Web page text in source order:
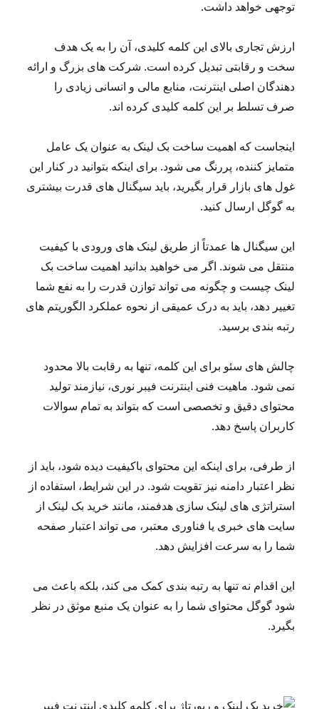
توجهی خواهد داشت.
ارزش تجاری بالای این کلمه کلیدی، آن را به یک هدف
سخت و رقابتی تبدیل کرده است. شرکت های بزرگ و ارائه
دهندگان اصلی اینترنت، منابع مالی و انسانی زیادی را
صرف تسلط بر این کلمه کلیدی کرده اند.
اینجاست که اهمیت ساخت بک لینک به عنوان یک عامل
متمایز کننده، پررنگ می شود. برای اینکه بتوانید در کنار این
غول های بازار قرار بگیرید، باید سیگنال های قدرت بیشتری
به گوگل ارسال کنید.
این سیگنال ها عمدتاً از طریق لینک های ورودی با کیفیت
منتقل می شوند. اگر می خواهید بدانید اهمیت ساخت بک
لینک چیست و چگونه می تواند توازن قدرت را به نفع شما
تغییر دهد، باید به درک عمیقی از نحوه عملکرد الگوریتم های
رتبه بندی برسید.
چالش های سئو برای این کلمه، تنها به رقابت بالا محدود
نمی شود. ماهیت فنی اینترنت فیبر نوری، نیازمند تولید
محتوای دقیق و تخصصی است که بتواند به تمام سوالات
کاربران پاسخ دهد.
از طرفی، برای اینکه این محتوای باکیفیت دیده شود، باید از
نظر اعتبار دامنه نیز تقویت شود. در این شرایط، استفاده از
استراتژی های لینک سازی هدفمند، مانند خرید بک لینک از
سایت های خبری یا فناوری معتبر، می تواند اعتبار صفحه
شما را به سرعت افزایش دهد.
این اقدام نه تنها به رتبه بندی کمک می کند، بلکه باعث می
شود گوگل محتوای شما را به عنوان یک منبع موثق در نظر
بگیرد.